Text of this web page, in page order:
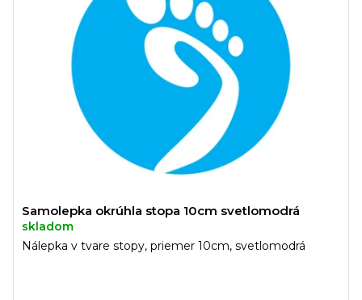
Samolepka okrúhla stopa 10cm svetlomodrá
skladom
Nálepka v tvare stopy, priemer 10cm, svetlomodrá